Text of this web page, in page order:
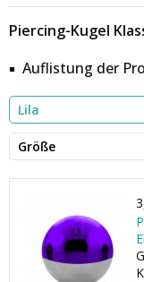
Piercing-Kugel
Auflistung der